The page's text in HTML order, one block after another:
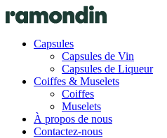
Capsules
Capsules de Vin
Capsules de Liqueur
Coiffes & Muselets
Coiffes
Muselets
À propos de nous
Contactez-nous